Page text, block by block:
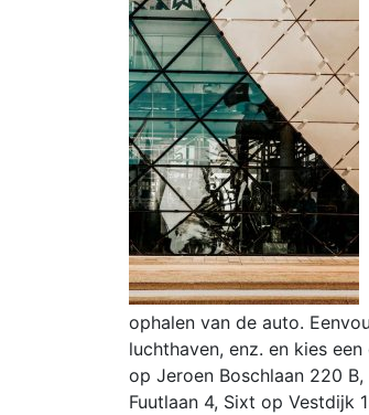
ophalen van de auto.
luchthaven, enz. en kies
op Jeroen Boschlaan 220
Fuutlaan 4, Sixt op Vestdijk